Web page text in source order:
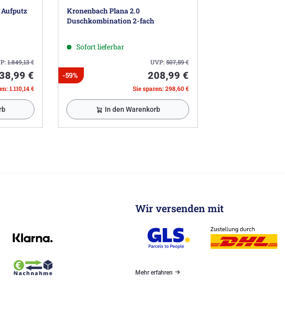
1.849,13€
€
1.110,14 €
Kronenbach Plana 2.0
Duschkombination 2-fach
Sofort lieferbar
UVP:507,59€
-59% 208,99 €
Sie sparen: 298,60 €
In den Warenkorb
Wir versenden mit
Mehr erfahren